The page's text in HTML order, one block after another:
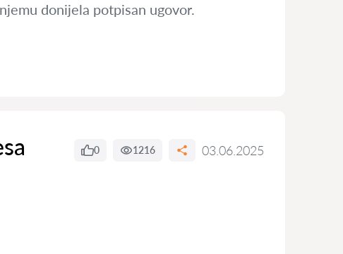
donijela potpisan ugovor.
0 1216 03.06.2025